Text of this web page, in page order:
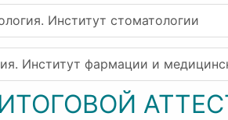
Институт стоматологии
Институт фармации и